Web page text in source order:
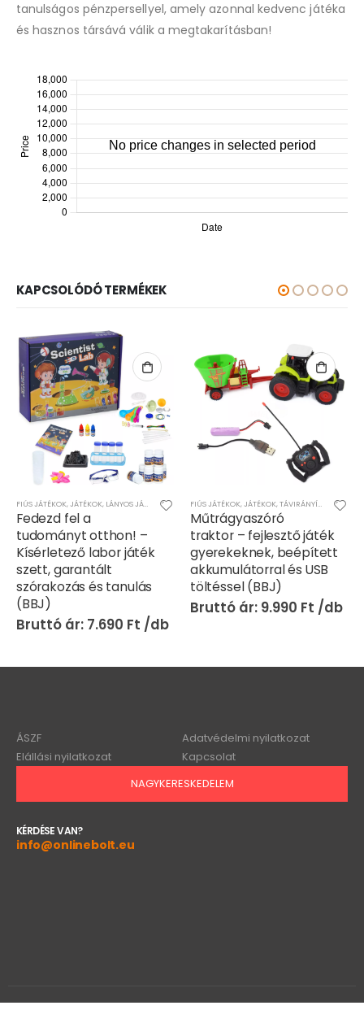
tanulságos pénzpersellyel, amely azonnal kedvenc játéka
és hasznos társává válik a megtakarításban!
KAPCSOLÓDÓ TERMÉKEK
FIÚS JÁTÉKOK,JÁTÉKOK, LÁNYOS JÁTÉKOK
Fedezd fel a
tudományt otthon! –
Kísérletező labor játék
szett, garantált
szórakozás és tanulás
(BBJ)
7.690 Ft
FIÚS JÁTÉKOK,JÁTÉKOK,TÁVIRÁNYÍTÓS/RC JÁTÉKOK
Műtrágyaszóró
traktor – fejlesztő játék
gyerekeknek, beépített
akkumulátorral és USB
töltéssel (BBJ)
9.990 Ft
ÁSZF
Adatvédelmi nyilatkozat
Elállási nyilatkozat
Kapcsolat
NAGYKERESKEDELEM
KÉRDÉSE VAN?
info@onlinebolt.eu